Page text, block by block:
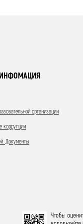
организации
коррупции
Документы
Чтобы